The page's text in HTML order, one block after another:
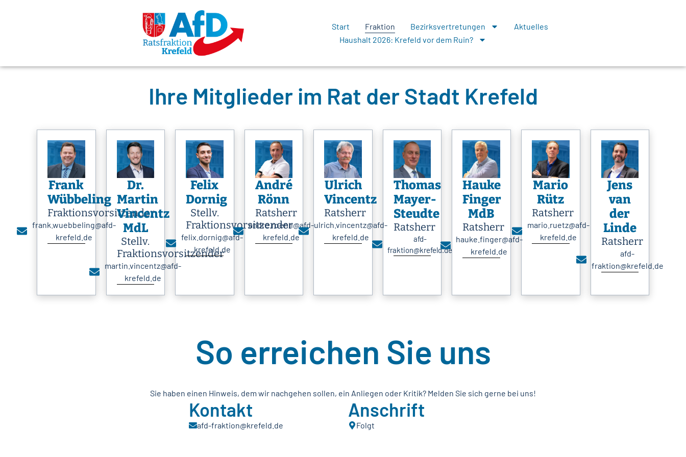
Start Fraktion Bezirksvertretungen
Aktuelles
Haushalt 2026: Krefeld vor dem Ruin?
Ihre Mitglieder im Rat der Stadt Krefeld
Frank
Wübbeling
Fraktionsvorsitzender
frank.wuebbeling@afd-
krefeld.de
Dr.
Martin
Vincentz
MdL
Stellv.
Fraktionsvorsitzender
martin.vincentz@afd-
krefeld.de
Felix
Dornig
Stellv.
Fraktionsvorsitzender
felix.dornig@afd-
krefeld.de
André
Rönn
Ratsherr
andre.roenn@afd-
krefeld.de
Ulrich
Vincentz
Ratsherr
ulrich.vincentz@afd-
krefeld.de
Thomas
Mayer-
Steudte
Ratsherr
afd-
fraktion@krefeld.de
Hauke
Finger
MdB
Ratsherr
hauke.finger@afd-
krefeld.de
Mario
Rütz
Ratsherr
mario.ruetz@afd-
krefeld.de
Jens
van
der
Linde
Ratsherr
afd-
fraktion@krefeld.de
So erreichen Sie uns
Sie haben einen Hinweis, dem wir nachgehen sollen, ein Anliegen oder Kritik? Melden Sie sich gerne bei uns!
Kontakt
afd-fraktion@krefeld.de
Anschrift
Folgt